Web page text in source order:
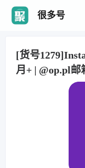
很多号
[货号
月+ | @op.pl邮